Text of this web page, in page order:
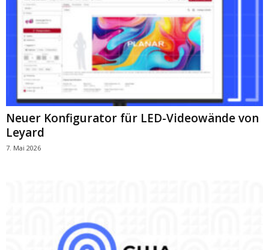
Neuer Konfigurator für LED-Videowände von
Leyard
7. Mai 2026